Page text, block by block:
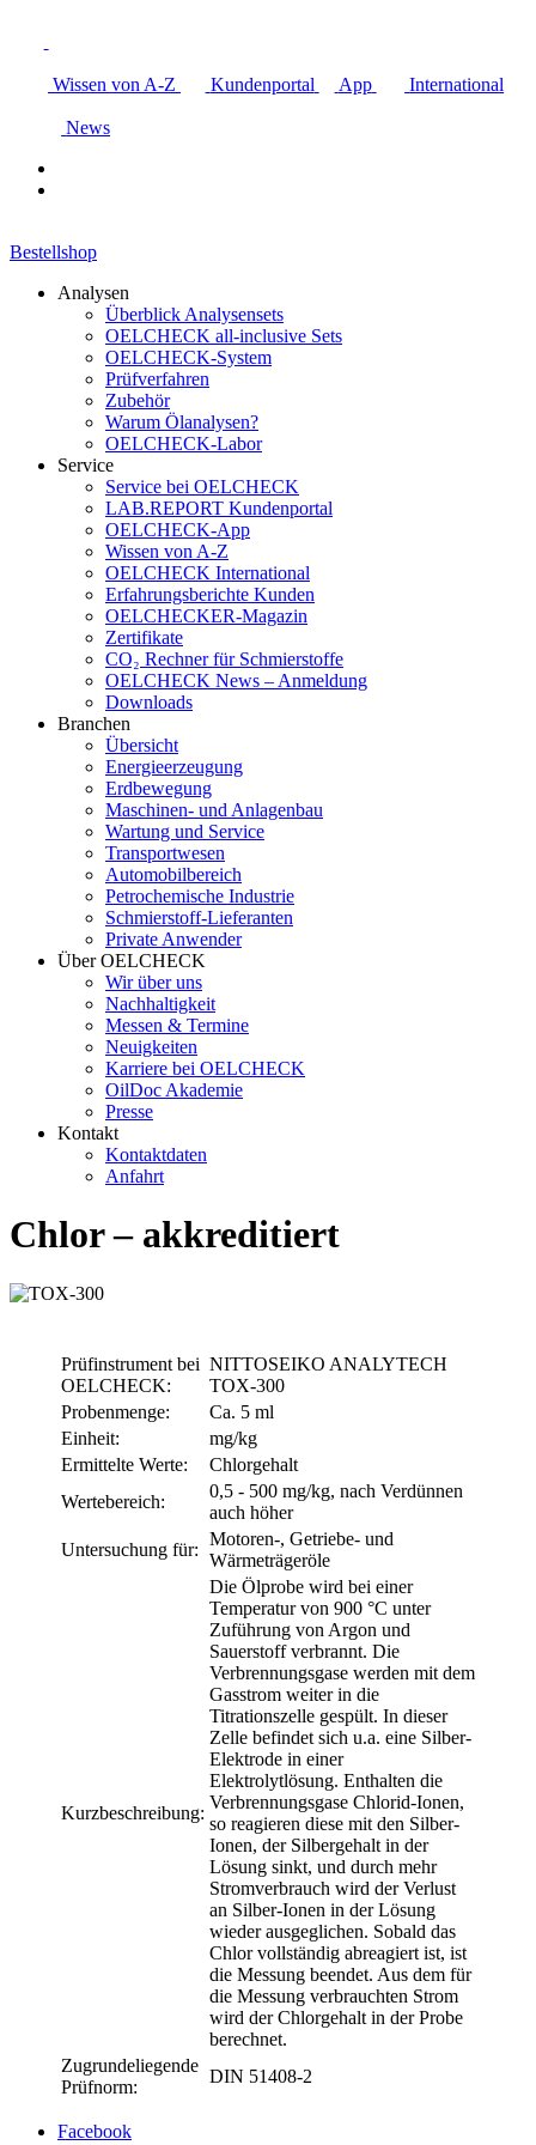
Wissen von A-Z Kundenportal App International
News
Bestellshop
Analysen
Überblick Analysensets
OELCHECK all-inclusive Sets
OELCHECK-System
Prüfverfahren
Zubehör
Warum Ölanalysen?
OELCHECK-Labor
Service
Service bei OELCHECK
LAB.REPORT Kundenportal
OELCHECK-App
Wissen von A-Z
OELCHECK International
Erfahrungsberichte Kunden
OELCHECKER-Magazin
Zertifikate
CO₂ Rechner für Schmierstoffe
OELCHECK News – Anmeldung
Downloads
Branchen
Übersicht
Energieerzeugung
Erdbewegung
Maschinen- und Anlagenbau
Wartung und Service
Transportwesen
Automobilbereich
Petrochemische Industrie
Schmierstoff-Lieferanten
Private Anwender
Über OELCHECK
Wir über uns
Nachhaltigkeit
Messen & Termine
Neuigkeiten
Karriere bei OELCHECK
OilDoc Akademie
Presse
Kontakt
Kontaktdaten
Anfahrt
Chlor – akkreditiert
Prüfinstrument bei
OELCHECK:
NITTOSEIKO ANALYTECH
TOX-300
Probenmenge:
Ca. 5 ml
Einheit:
mg/kg
Ermittelte Werte:
Chlorgehalt
Wertebereich:
0,5 - 500 mg/kg, nach Verdünnen
auch höher
Untersuchung für:
Motoren-, Getriebe- und
Wärmeträgeröle
Kurzbeschreibung:
Die Ölprobe wird bei einer
Temperatur von 900 °C unter
Zuführung von Argon und
Sauerstoff verbrannt. Die
Verbrennungsgase werden mit dem
Gasstrom weiter in die
Titrationszelle gespült. In dieser
Zelle befindet sich u.a. eine Silber-
Elektrode in einer
Elektrolytlösung. Enthalten die
Verbrennungsgase Chlorid-Ionen,
so reagieren diese mit den Silber-
Ionen, der Silbergehalt in der
Lösung sinkt, und durch mehr
Stromverbrauch wird der Verlust
an Silber-Ionen in der Lösung
wieder ausgeglichen. Sobald das
Chlor vollständig abreagiert ist, ist
die Messung beendet. Aus dem für
die Messung verbrauchten Strom
wird der Chlorgehalt in der Probe
berechnet.
Zugrundeliegende
Prüfnorm:
DIN 51408-2
Facebook